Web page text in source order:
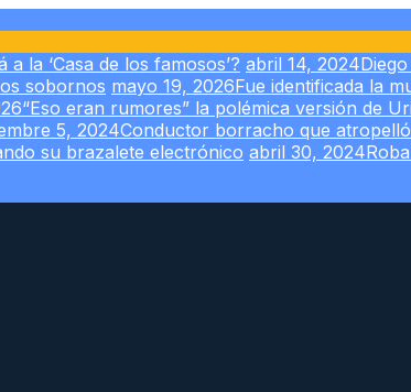
a la ‘Casa de los famosos’? abril 14, 2024
sobornos mayo 19, 2026Fue identificada la
“Eso eran rumores” la polémica versión de
5, 2024Conductor borracho que
su brazalete electrónico abril 30, 2024